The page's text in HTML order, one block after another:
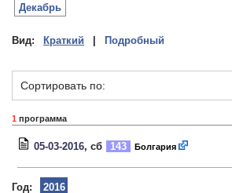
Декабрь
Вид: Краткий Подробный
Сортировать по:
1 программа
05-03-2016, сб 143 Болгария
Год: 2016